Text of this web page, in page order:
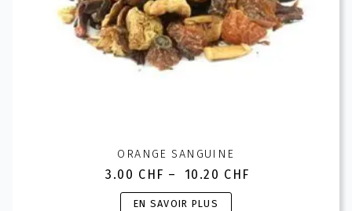
produit
ORANGE SANGUINE
3.00 CHF – 10.20 CHF
Plage
de
EN SAVOIR PLUS
Ce